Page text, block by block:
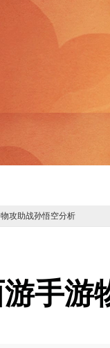
攻助战孙悟空分析
手游